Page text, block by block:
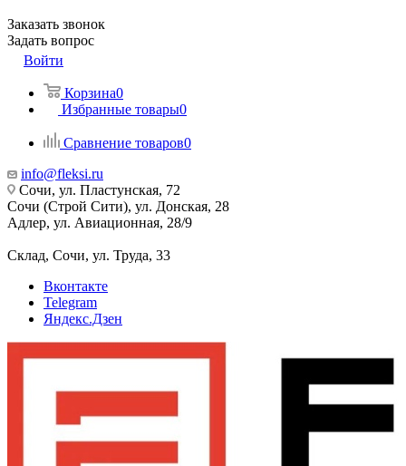
Заказать звонок
Задать вопрос
Войти
Корзина0
Избранные товары0
Сравнение товаров0
info@fleksi.ru
Сочи, ул. Пластунская, 72
Сочи (Строй Сити), ул. Донская, 28
Адлер, ул. Авиационная, 28/9
Склад, Сочи, ул. Труда, 33
Вконтакте
Telegram
Яндекс.Дзен